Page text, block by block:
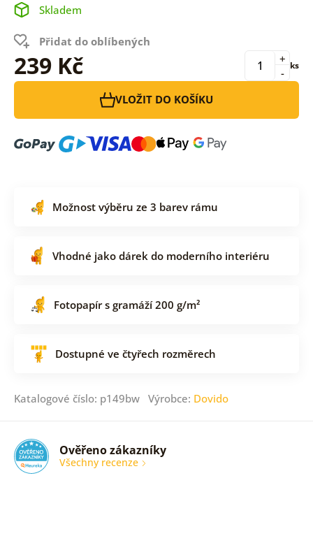
Skladem
Přidat do oblíbených
239 Kč -
+ ks
VLOŽIT DO KOŠÍKU
Možnost výběru ze 3 barev rámu
Vhodné jako dárek do moderního interiéru
Fotopapír s gramáží 200 g/m²
Dostupné ve čtyřech rozměrech
Katalogové číslo: p149bw Výrobce: Dovido
Ověřeno zákazníky
Všechny recenze